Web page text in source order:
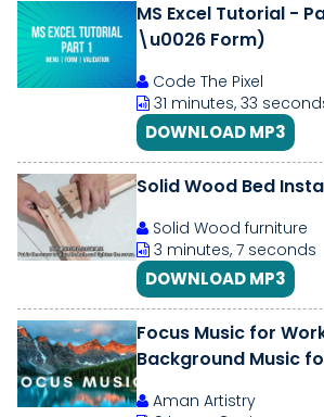
MS Excel Tutorial -
\u0026 Form)
Code The Pixel
31 minutes, 33
DOWNLOAD MP3
Solid Wood Bed
Solid Wood furniture
3 minutes, 7 seconds
DOWNLOAD MP3
Focus Music for
Background Music
Aman Artistry